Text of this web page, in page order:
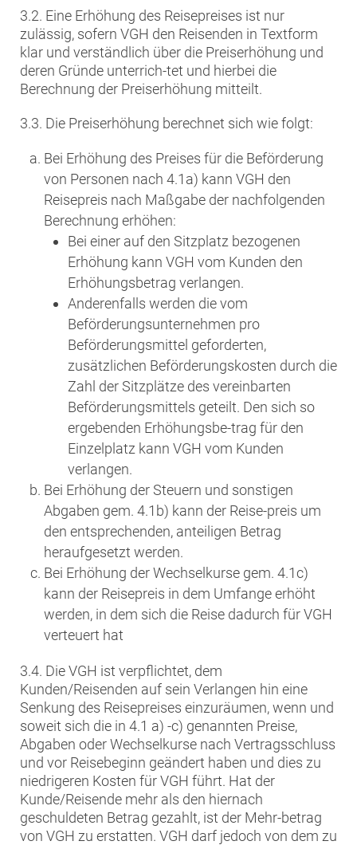
3.2. Eine Erhöhung des Reisepreises ist nur
zulässig, sofern VGH den Reisenden in Textform
klar und verständlich über die Preiserhöhung und
deren Gründe unterrich-tet und hierbei die
Berechnung der Preiserhöhung mitteilt.
3.3. Die Preiserhöhung berechnet sich wie folgt:
Bei Erhöhung des Preises für die Beförderung
von Personen nach 4.1a) kann VGH den
Reisepreis nach Maßgabe der nachfolgenden
Berechnung erhöhen:
Bei einer auf den Sitzplatz bezogenen
Erhöhung kann VGH vom Kunden den
Erhöhungsbetrag verlangen.
Anderenfalls werden die vom
Beförderungsunternehmen pro
Beförderungsmittel geforderten,
zusätzlichen Beförderungskosten durch die
Zahl der Sitzplätze des vereinbarten
Beförderungsmittels geteilt. Den sich so
ergebenden Erhöhungsbe-trag für den
Einzelplatz kann VGH vom Kunden
verlangen.
Bei Erhöhung der Steuern und sonstigen
Abgaben gem. 4.1b) kann der Reise-preis um
den entsprechenden, anteiligen Betrag
heraufgesetzt werden.
Bei Erhöhung der Wechselkurse gem. 4.1c)
kann der Reisepreis in dem Umfange erhöht
werden, in dem sich die Reise dadurch für VGH
verteuert hat
3.4. Die VGH ist verpflichtet, dem
Kunden/Reisenden auf sein Verlangen hin eine
Senkung des Reisepreises einzuräumen, wenn und
soweit sich die in 4.1 a) -c) genannten Preise,
Abgaben oder Wechselkurse nach Vertragsschluss
und vor Reisebeginn geändert haben und dies zu
niedrigeren Kosten für VGH führt. Hat der
Kunde/Reisende mehr als den hiernach
geschuldeten Betrag gezahlt, ist der Mehr-betrag
von VGH zu erstatten. VGH darf jedoch von dem zu